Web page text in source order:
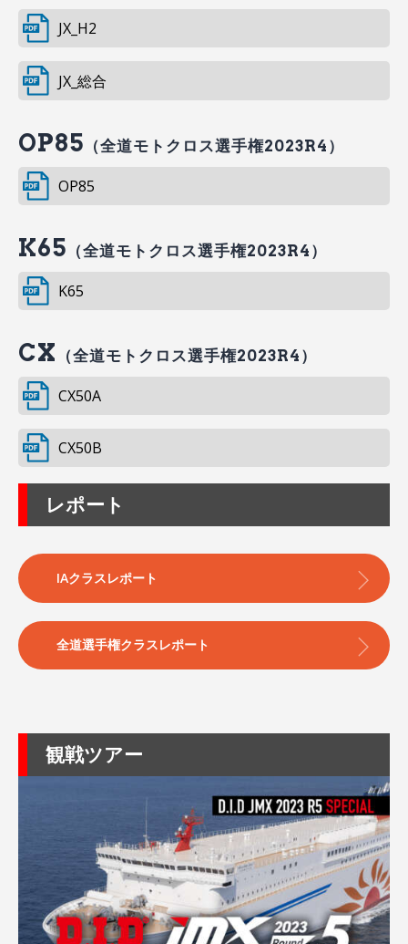
JX_H2
JX_総合
OP85 （全道モトクロス選手権2023R4）
OP85
K65 （全道モトクロス選手権2023R4）
K65
CX （全道モトクロス選手権2023R4）
CX50A
CX50B
レポート
IAクラスレポート
全道選手権クラスレポート
観戦ツアー